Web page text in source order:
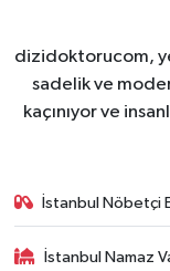
dizidoktorucom,
sadelik ve
kaçınıyor ve
İstanbul Nöbetçi
İstanbul Namaz